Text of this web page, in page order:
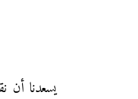
يسعدنا أن